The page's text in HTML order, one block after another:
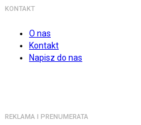
KONTAKT
O nas
Kontakt
Napisz do nas
REKLAMA I PRENUMERATA